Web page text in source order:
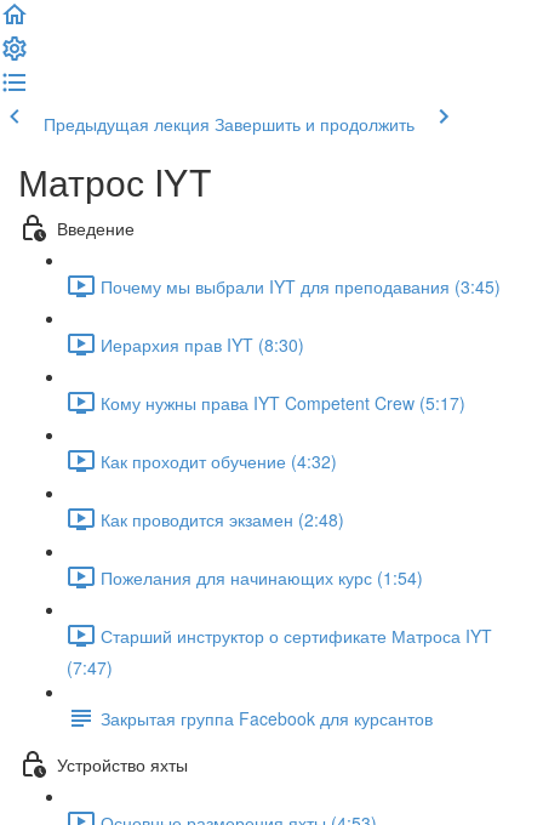
Предыдущая лекция Завершить и продолжить
Матрос IYT
Введение
Почему мы выбрали IYT для преподавания (3:45)
Иерархия прав IYT (8:30)
Кому нужны права IYT Competent Crew (5:17)
Как проходит обучение (4:32)
Как проводится экзамен (2:48)
Пожелания для начинающих курс (1:54)
Старший инструктор о сертификате Матроса IYT
(7:47)
Закрытая группа Facebook для курсантов
Устройство яхты